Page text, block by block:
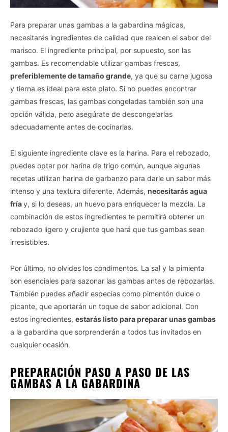
Para preparar unas gambas a la gabardina mágicas,
necesitarás ingredientes de calidad que realcen el sabor del
marisco. El ingrediente principal, por supuesto, son las
gambas. Es recomendable utilizar gambas frescas,
preferiblemente de tamaño grande, ya que su carne jugosa
y tierna es ideal para este plato. Si no puedes encontrar
gambas frescas, las gambas congeladas también son una
opción válida, pero asegúrate de descongelarlas
adecuadamente antes de cocinarlas.
El siguiente ingrediente clave es la harina. Para el rebozado,
puedes optar por harina de trigo común, aunque algunas
recetas utilizan harina de garbanzo para darle un sabor más
intenso y una textura diferente. Además, necesitarás agua
fríay, si lo deseas, un huevo para enriquecer la mezcla. La
combinación de estos ingredientes te permitirá obtener un
rebozado ligero y crujiente que hará que tus gambas sean
irresistibles.
Por último, no olvides los condimentos. La sal y la pimienta
son esenciales para sazonar las gambas antes de rebozarlas.
También puedes añadir especias como pimentón dulce o
picante, que aportarán un toque de sabor adicional. Con
estos ingredientes, estarás listo para preparar unas gambas
a la gabardina que sorprenderán a todos tus invitados en
cualquier ocasión.
PREPARACIÓN PASO A PASO DE LAS
GAMBAS A LA GABARDINA